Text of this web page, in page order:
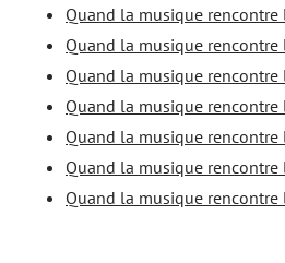
Quand la musique rencontre
Quand la musique rencontre
Quand la musique rencontre
Quand la musique rencontre
Quand la musique rencontre
Quand la musique rencontre
Quand la musique rencontre